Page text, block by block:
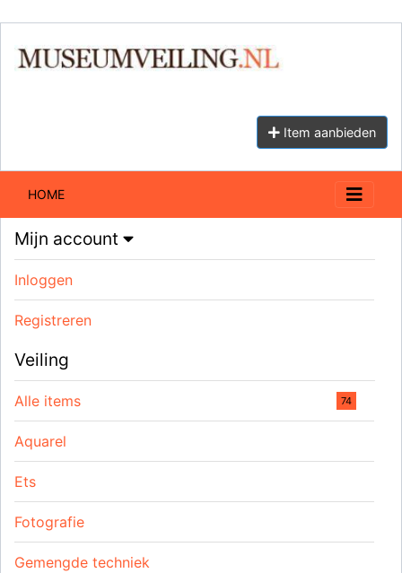
Item aanbieden
HOME
Mijn account
Inloggen
Registreren
Veiling
Alle items 74
Aquarel
Ets
Fotografie
Gemengde techniek